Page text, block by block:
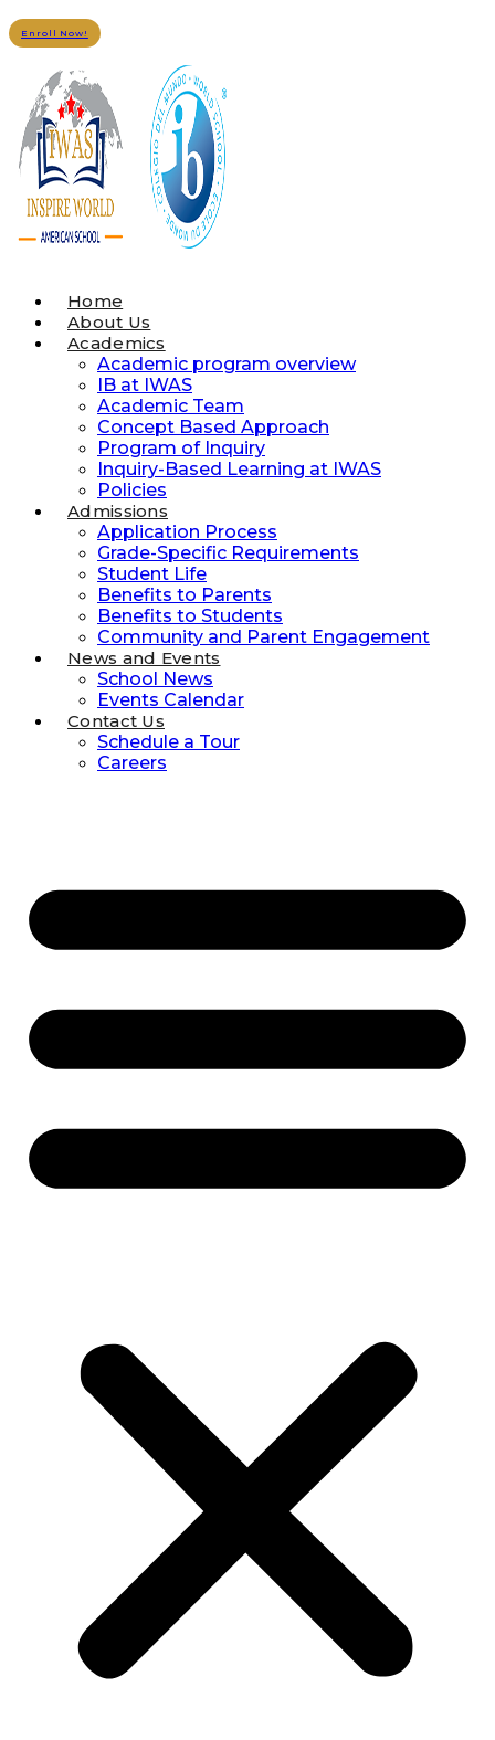
Enroll Now!
Home
About Us
Academics
Academic program overview
IB at IWAS
Academic Team
Concept Based Approach
Program of Inquiry
Inquiry-Based Learning at IWAS
Policies
Admissions
Application Process
Grade-Specific Requirements
Student Life
Benefits to Parents
Benefits to Students
Community and Parent Engagement
News and Events
School News
Events Calendar
Contact Us
Schedule a Tour
Careers